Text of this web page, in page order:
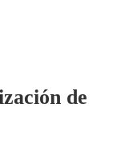
de